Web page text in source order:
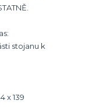
stojanu k
x 139